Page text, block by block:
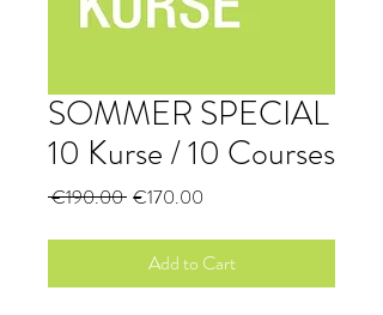
SOMMER SPECIAL
10 Kurse / 10 Courses
€190.00 Regular
€170.00
Add to Cart